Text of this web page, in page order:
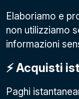
Elaboriamo e
non utilizziamo
informazioni
⚡️ Acquisti
Paghi